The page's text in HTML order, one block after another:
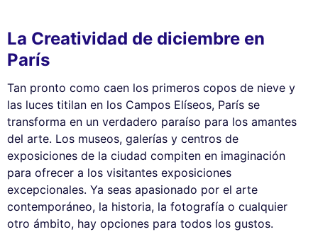
La Creatividad de diciembre en
París
Tan pronto como caen los primeros copos de nieve y
las luces titilan en los Campos Elíseos, París se
transforma en un verdadero paraíso para los amantes
del arte. Los museos, galerías y centros de
exposiciones de la ciudad compiten en imaginación
para ofrecer a los visitantes exposiciones
excepcionales. Ya seas apasionado por el arte
contemporáneo, la historia, la fotografía o cualquier
otro ámbito, hay opciones para todos los gustos.